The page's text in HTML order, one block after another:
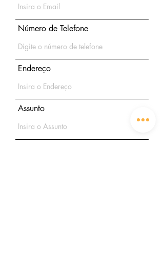
Número de Telefone
Endereço
Assunto